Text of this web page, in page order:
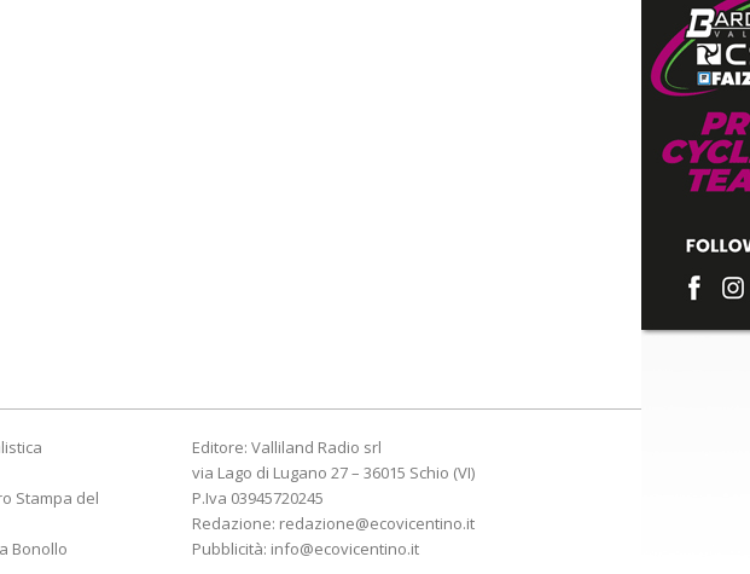
Stampa del
Bonollo
Editore: Valliland Radio srl
via Lago di Lugano 27 – 36015 Schio (VI)
P.Iva 03945720245
Redazione: redazione@ecovicentino.it
Pubblicità: info@ecovicentino.it